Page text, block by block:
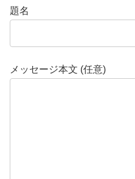
題名
メッセージ本文 (任意)